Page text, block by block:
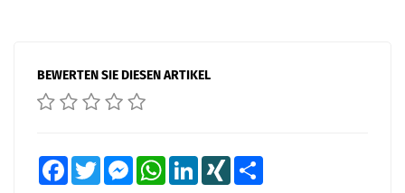
BEWERTEN SIE DIESEN ARTIKEL
FacebookTwitter MessengerWhatsAppLinkedInXING